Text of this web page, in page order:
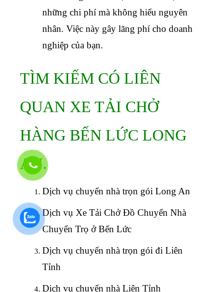
những chi phí mà không hiểu nguyên
nhân. Việc này gây lãng phí cho doanh
nghiệp của bạn.
TÌM KIẾM CÓ LIÊN
QUAN XE TẢI CHỞ
HÀNG BẾN LỨC LONG
AN.
Dịch vụ chuyển nhà trọn gói Long An
Dịch vụ Xe Tải Chở Đồ Chuyển Nhà
Chuyển Trọ ở Bến Lức
Dịch vụ chuyển nhà trọn gói đi Liên
Tỉnh
Dịch vụ chuyển nhà Liên Tỉnh